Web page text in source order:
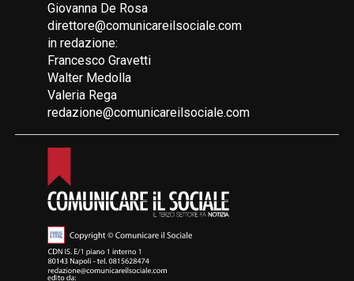
Giovanna De Rosa
direttore@comunicareilsociale.com
in redazione:
Francesco Gravetti
Walter Medolla
Valeria Rega
redazione@comunicareilsociale.com